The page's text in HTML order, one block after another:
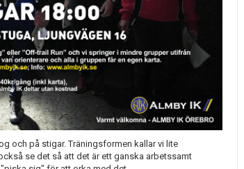
och på stigar. Träningsformen kallar vi lite
se det så att det är ett ganska arbetssamt